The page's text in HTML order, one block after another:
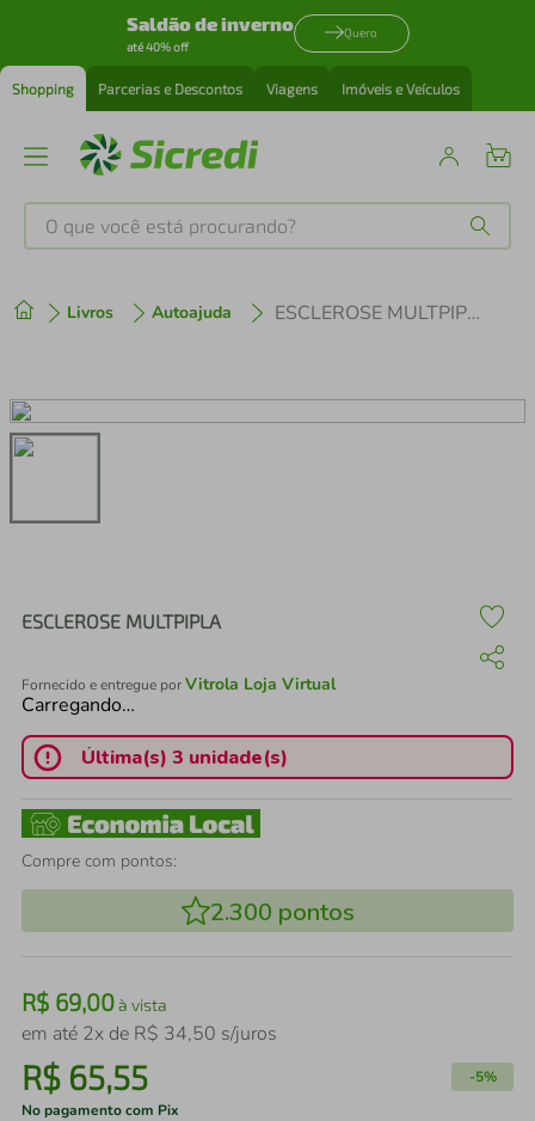
Saldão de inverno
até 40% off
Quero
Shopping Parcerias e Descontos Viagens Imóveis e Veículos
O que você está procurando?
Livros Autoajuda ESCLEROSE MULTPIPLA
ESCLEROSE MULTPIPLA
Fornecido e entregue porVitrola Loja Virtual
Carregando…
Última(s) 3 unidade(s)
Compre com pontos:
2.300 pontos
R$ 69,00à vista
em até 2x de R$ 34,50 s/juros
R$ 65,55 -5%
No pagamento com Pix
2º cafeteira